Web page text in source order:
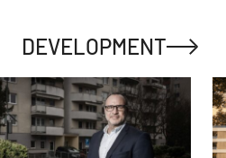
DEVELOPMENT